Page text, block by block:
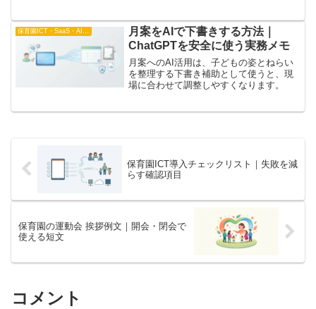
月案をAIで下書きする方法｜
ChatGPTを安全に使う実務メモ
月案へのAI活用は、子どもの姿とねらい
を整理する下書き補助として使うと、現
場に合わせて調整しやすくなります。
保育園ICT導入チェックリスト｜失敗を減
らす確認項目
保育園の運動会 挨拶例文｜開会・閉会で
使える短文
コメント